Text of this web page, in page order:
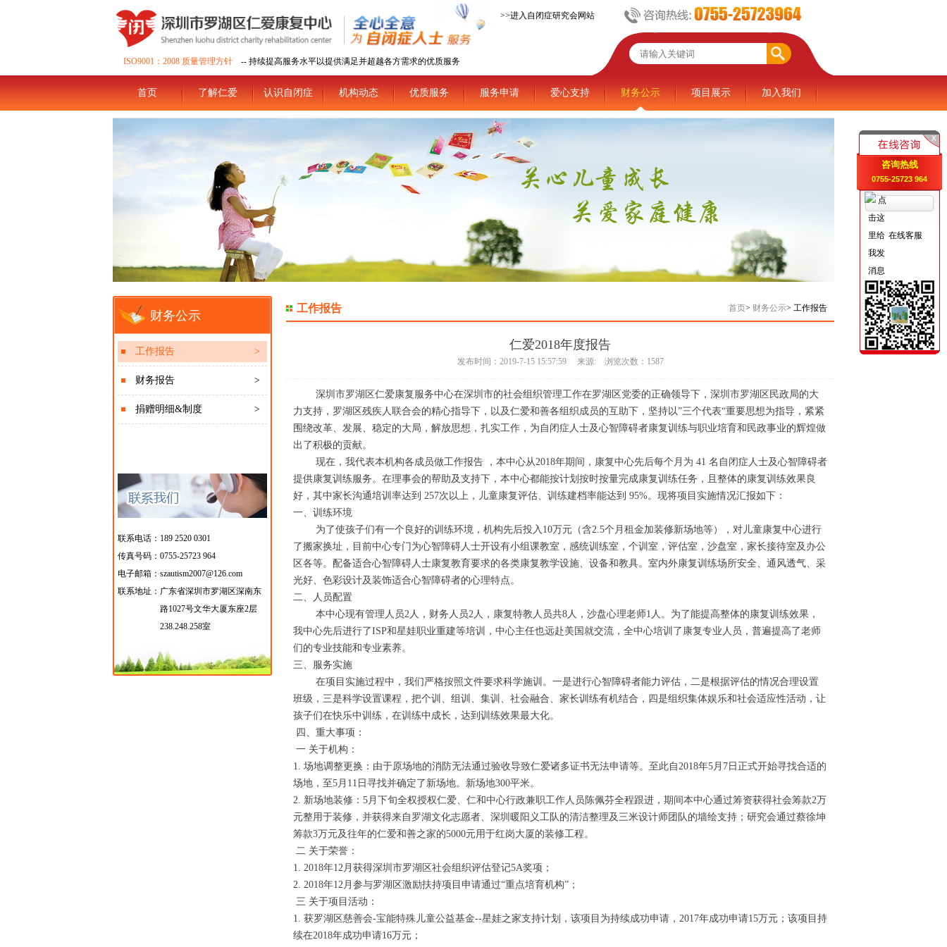
>>进入自闭症研究会网站
ISO9001：2008 质量管理方针 -- 持续提高服务水平以提供满足并超越各方需求的优质服务
首页 了解仁爱 认识自闭症 机构动态 优质服务 服务申请 爱心支持 财务公示 项目展示 加入我们
财务公示
工作报告 >
财务报告 >
捐赠明细&制度 >
联系电话：189 2520 0301
传真号码：0755-25723 964
电子邮箱：szautism2007@126.com
联系地址： 广东省深圳市罗湖区深南东
路1027号文华大厦东座2层
238.248.258室
工作报告 首页> 财务公示> 工作报告
仁爱2018年度报告
发布时间：2019-7-15 15:57:59 来源: 浏览次数：1587
深圳市罗湖区仁爱康复服务中心在深圳市的社会组织管理工作在罗湖区党委的正确领导下，深圳市罗湖区民政局的大
力支持，罗湖区残疾人联合会的精心指导下，以及仁爱和善各组织成员的互助下，坚持以”三个代表“重要思想为指导，紧紧
围绕改革、发展、稳定的大局，解放思想，扎实工作，为自闭症人士及心智障碍者康复训练与职业培育和民政事业的辉煌做
出了积极的贡献。
现在，我代表本机构各成员做工作报告 ，本中心从2018年期间，康复中心先后每个月为 41 名自闭症人士及心智障碍者
提供康复训练服务。在理事会的帮助及支持下，本中心都能按计划按时按量完成康复训练任务，且整体的康复训练效果良
好，其中家长沟通培训率达到 257次以上，儿童康复评估、训练建档率能达到 95%。现将项目实施情况汇报如下：
一、训练环境
为了使孩子们有一个良好的训练环境，机构先后投入10万元（含2.5个月租金加装修新场地等），对儿童康复中心进行
了搬家换址，目前中心专门为心智障碍人士开设有小组课教室，感统训练室，个训室，评估室，沙盘室，家长接待室及办公
区各等。配备适合心智障碍人士康复教育要求的各类康复教学设施、设备和教具。室内外康复训练场所安全、通风透气、采
光好、色彩设计及装饰适合心智障碍者的心理特点。
二、人员配置
本中心现有管理人员2人，财务人员2人，康复特教人员共8人，沙盘心理老师1人。为了能提高整体的康复训练效果，
我中心先后进行了ISP和星娃职业重建等培训，中心主任也远赴美国就交流，全中心培训了康复专业人员，普遍提高了老师
们的专业技能和专业素养。
三、服务实施
在项目实施过程中，我们严格按照文件要求科学施训。一是进行心智障碍者能力评估，二是根据评估的情况合理设置
班级，三是科学设置课程，把个训、组训、集训、社会融合、家长训练有机结合，四是组织集体娱乐和社会适应性活动，让
孩子们在快乐中训练，在训练中成长，达到训练效果最大化。
四、重大事项：
一 关于机构：
1. 场地调整更换：由于原场地的消防无法通过验收导致仁爱诸多证书无法申请等。至此自2018年5月7日正式开始寻找合适的
场地，至5月11日寻找并确定了新场地。新场地300平米。
2. 新场地装修：5月下旬全权授权仁爱、仁和中心行政兼职工作人员陈佩芬全程跟进，期间本中心通过筹资获得社会筹款2万
元整用于装修，并获得来自罗湖文化志愿者、深圳暖阳义工队的清洁整理及三米设计师团队的墙绘支持；研究会通过蔡徐坤
筹款3万元及往年的仁爱和善之家的5000元用于红岗大厦的装修工程。
二 关于荣誉：
1. 2018年12月获得深圳市罗湖区社会组织评估登记5A奖项；
2. 2018年12月参与罗湖区激励扶持项目申请通过“重点培育机构”；
三 关于项目活动：
1. 获罗湖区慈善会-宝能特殊儿童公益基金--星娃之家支持计划，该项目为持续成功申请，2017年成功申请15万元；该项目持
续在2018年成功申请16万元；
咨询热线
0755-25723 964
在线客服